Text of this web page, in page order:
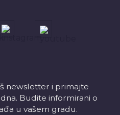
newsletter i primajte
Budite informirani o
u vašem gradu.